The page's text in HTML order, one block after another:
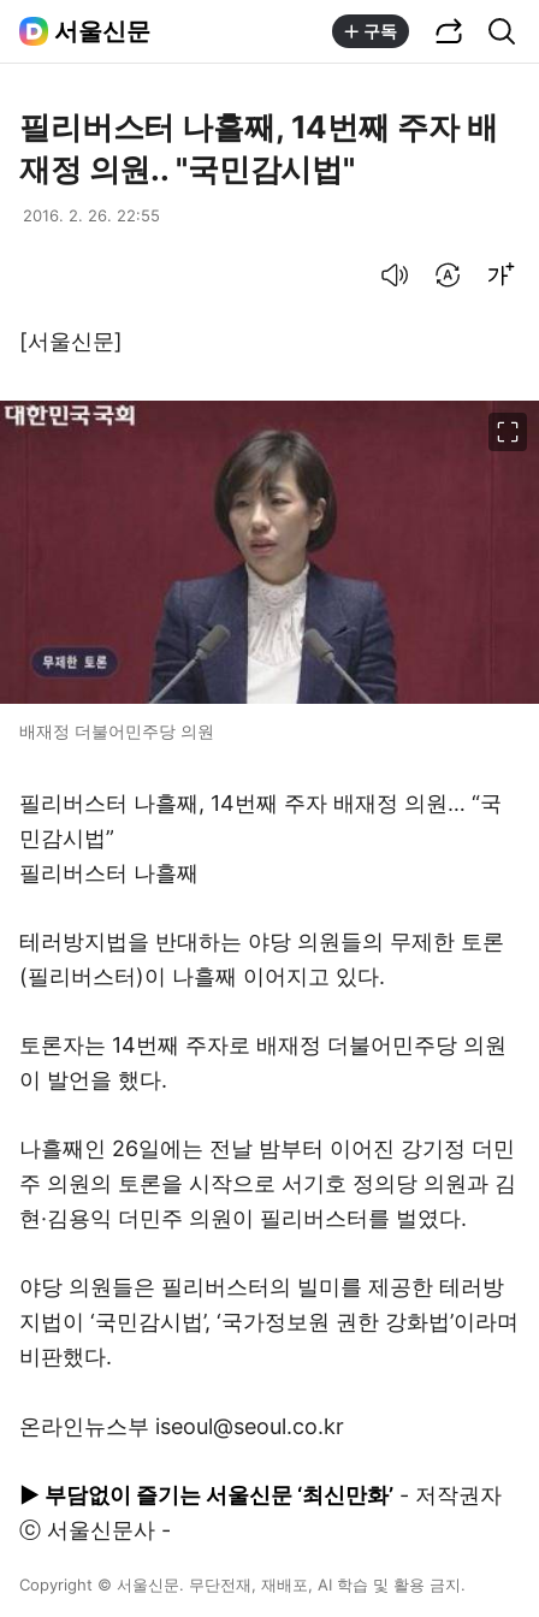
서울신문 구독
필리버스터 나흘째, 14번째 주자 배
재정 의원.. "국민감시법"
2016. 2. 26. 22:55
[서울신문]
배재정 더불어민주당 의원
필리버스터 나흘째, 14번째 주자 배재정 의원… “국
민감시법”
필리버스터 나흘째
테러방지법을 반대하는 야당 의원들의 무제한 토론
(필리버스터)이 나흘째 이어지고 있다.
토론자는 14번째 주자로 배재정 더불어민주당 의원
이 발언을 했다.
나흘째인 26일에는 전날 밤부터 이어진 강기정 더민
주 의원의 토론을 시작으로 서기호 정의당 의원과 김
현·김용익 더민주 의원이 필리버스터를 벌였다.
야당 의원들은 필리버스터의 빌미를 제공한 테러방
지법이 ‘국민감시법’, ‘국가정보원 권한 강화법’이라며
비판했다.
온라인뉴스부 iseoul@seoul.co.kr
▶ 부담없이 즐기는 서울신문 ‘최신만화’ - 저작권자
ⓒ 서울신문사 -
Copyright © 서울신문. 무단전재, 재배포, AI 학습 및 활용 금지.